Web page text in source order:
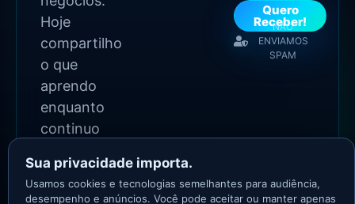
Hoje
compartilho
o que
aprendo
enquanto
continuo
Quero
Receber!
NÃO
ENVIAMOS
SPAM
2026 Copyright - Todos
Sua privacidade importa.
Usamos cookies e tecnologias semelhantes para audiência,
desempenho e anúncios. Você pode aceitar ou manter apenas